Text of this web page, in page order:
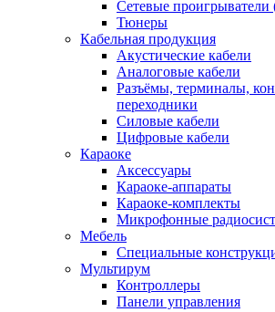
Сетевые проигрыватели
Тюнеры
Кабельная продукция
Акустические кабели
Аналоговые кабели
Разъёмы, терминалы,
переходники
Силовые кабели
Цифровые кабели
Караоке
Аксессуары
Караоке-аппараты
Караоке-комплекты
Микрофонные
Мебель
Специальные
Мультирум
Контроллеры
Панели управления